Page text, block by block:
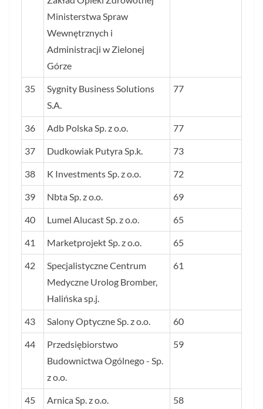
Ministerstwa Spraw
Wewnętrznych i
Administracji w Zielonej
Górze
35
Sygnity Business Solutions
S.A.
77
36 Adb Polska Sp. z o.o. 77
37 Dudkowiak Putyra Sp.k. 73
38 K Investments Sp. z o.o. 72
39 Nbta Sp. z o.o. 69
40 Lumel Alucast Sp. z o.o. 65
41 Marketprojekt Sp. z o.o. 65
42
Specjalistyczne Centrum
Medyczne Urolog Bromber,
Halińska sp.j.
61
43 Salony Optyczne Sp. z o.o. 60
44
Przedsiębiorstwo
Budownictwa Ogólnego - Sp.
z o.o.
59
45 Arnica Sp. z o.o. 58